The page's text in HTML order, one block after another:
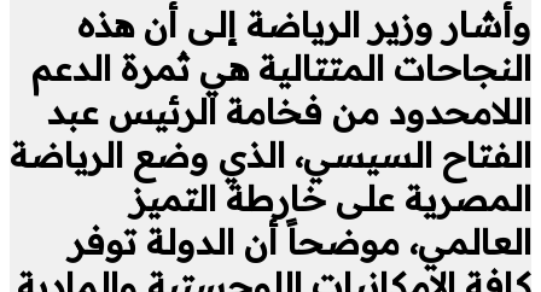
وأشار وزير الرياضة إلى أن هذه
النجاحات المتتالية هي ثمرة الدعم
اللامحدود من فخامة الرئيس عبد
الفتاح السيسي، الذي وضع الرياضة
المصرية على خارطة التميز
العالمي، موضحاً أن الدولة توفر